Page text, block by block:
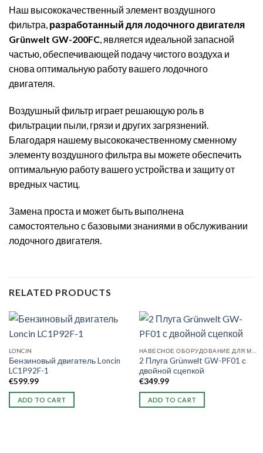
Наш высококачественный элемент воздушного
фильтра, разработанный для лодочного двигателя
Grünwelt GW-200FC, является идеальной запасной
частью, обеспечивающей подачу чистого воздуха и
снова оптимальную работу вашего лодочного
двигателя.
Воздушный фильтр играет решающую роль в
фильтрации пыли, грязи и других загрязнений.
Благодаря нашему высококачественному сменному
элементу воздушного фильтра вы можете обеспечить
оптимальную работу вашего устройства и защиту от
вредных частиц.
Замена проста и может быть выполнена
самостоятельно с базовыми знаниями в обслуживании
лодочного двигателя.
RELATED PRODUCTS
LONCIN
Бензиновый двигатель Loncin
LC1P92F-1
€599.99
ADD TO CART
2 Плуга Grünwelt GW-PF01 с
двойной сцепкой
€349.99
ADD TO CART